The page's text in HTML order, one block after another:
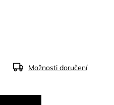
Možnosti doručení